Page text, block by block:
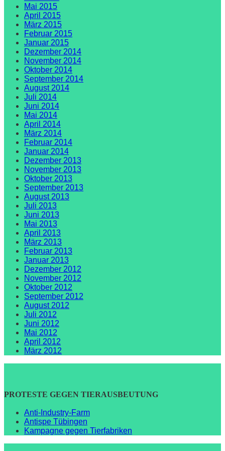
Mai 2015
April 2015
März 2015
Februar 2015
Januar 2015
Dezember 2014
November 2014
Oktober 2014
September 2014
August 2014
Juli 2014
Juni 2014
Mai 2014
April 2014
März 2014
Februar 2014
Januar 2014
Dezember 2013
November 2013
Oktober 2013
September 2013
August 2013
Juli 2013
Juni 2013
Mai 2013
April 2013
März 2013
Februar 2013
Januar 2013
Dezember 2012
November 2012
Oktober 2012
September 2012
August 2012
Juli 2012
Juni 2012
Mai 2012
April 2012
März 2012
PROTESTE GEGEN TIERAUSBEUTUNG
Anti-Industry-Farm
Antispe Tübingen
Kampagne gegen Tierfabriken